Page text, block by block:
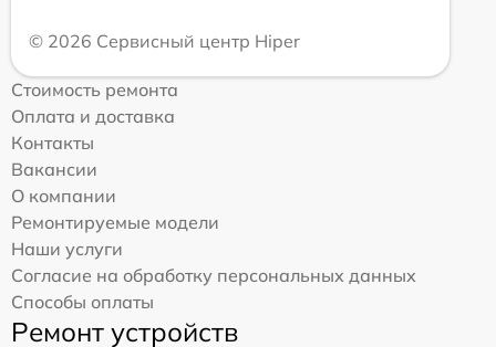
© 2026 Сервисный центр Hiper
Стоимость ремонта
Оплата и доставка
Контакты
Вакансии
О компании
Ремонтируемые модели
Наши услуги
Согласие на обработку персональных данных
Способы оплаты
Ремонт устройств